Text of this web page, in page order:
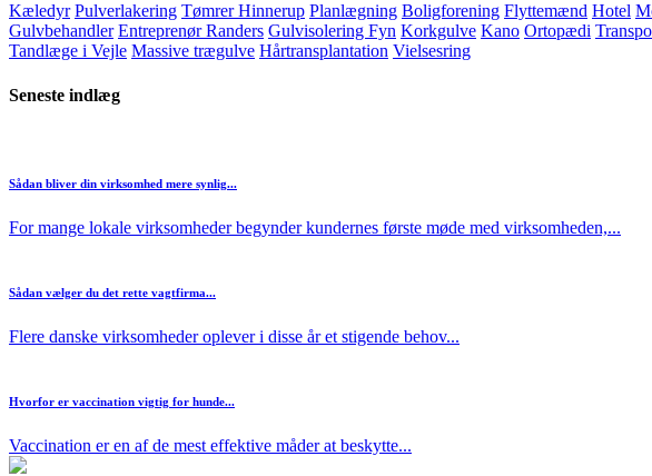
Kæledyr Pulverlakering Tømrer Hinnerup Planlægning Boligforening Flyttemænd Hotel
Gulvbehandler Entreprenør Randers Gulvisolering Fyn Korkgulve Kano Ortopædi
Tandlæge i Vejle Massive trægulve Hårtransplantation Vielsesring
Seneste indlæg
Sådan bliver din virksomhed mere synlig...
For mange lokale virksomheder begynder kundernes første møde med virksomheden,...
Sådan vælger du det rette vagtfirma...
Flere danske virksomheder oplever i disse år et stigende behov...
Hvorfor er vaccination vigtig for hunde...
Vaccination er en af de mest effektive måder at beskytte...